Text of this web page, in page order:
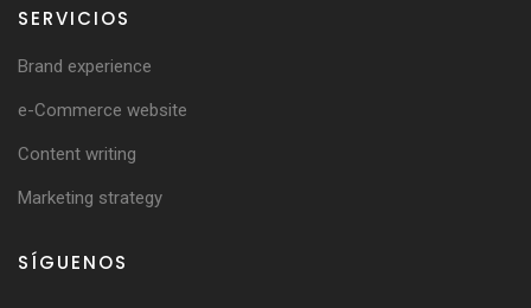
SERVICIOS
Brand experience
e-Commerce website
Content writing
Marketing strategy
SÍGUENOS